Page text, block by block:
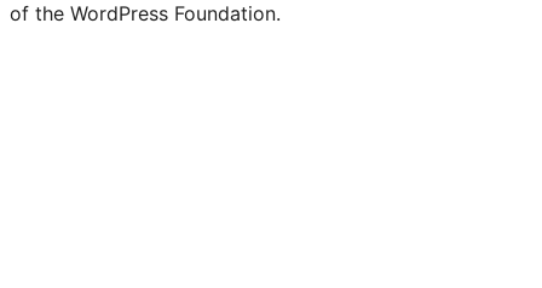
of the WordPress Foundation.